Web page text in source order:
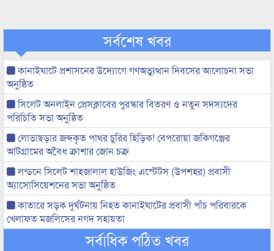
সর্বশেষ খবর
কানাইঘাটে প্রশাসনের উদ্যোগে গণঅভ্যুত্থান দিবসের আলোচনা সভা
অনুষ্ঠিত
সিলেট অনলাইন প্রেসক্লাবের পুরস্কার বিতরণ ও নতুন সদস্যদের
পরিচিতি সভা অনুষ্ঠিত
লোভাছড়ার জব্দকৃত পাথর চুরির হিড়িক! বেপরোয়া জকিগঞ্জের
আটগ্রামের অবৈধ ক্রাশার জোন চক্র
লন্ডনে সিলেট শাহজালাল হাউজিং এস্টেটস (উপশহর) প্রবাসী
অ্যাসোসিয়েশনের সভা অনুষ্ঠিত
কাতারে সড়ক দুর্ঘটনায় নিহত কানাইঘাটের প্রবাসী পাঁচ পরিবারকে
খেলাফত মজলিসের নগদ সহায়তা
সর্বাধিক পঠিত খবর